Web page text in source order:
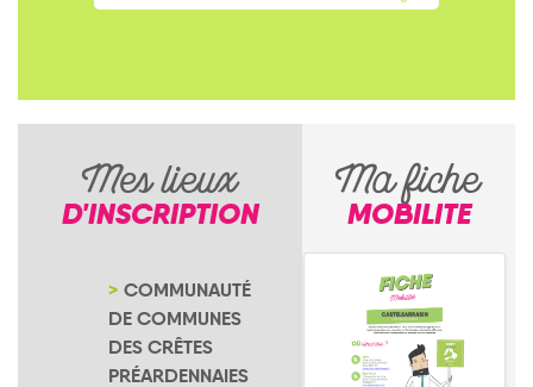
Mes lieux
D'INSCRIPTION
COMMUNAUTÉ
DE COMMUNES
DES CRÊTES
PRÉARDENNAIES
Ma fiche
MOBILITE